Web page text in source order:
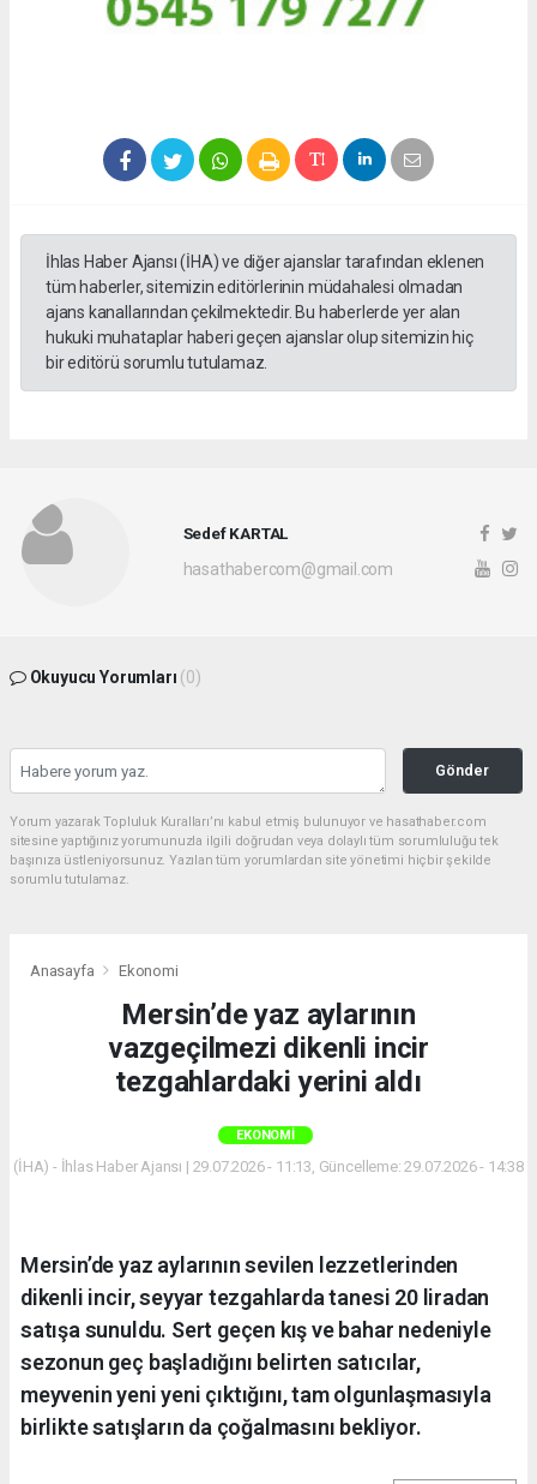
İhlas Haber Ajansı (İHA) ve diğer ajanslar tarafından eklenen
tüm haberler, sitemizin editörlerinin müdahalesi olmadan
ajans kanallarından çekilmektedir. Bu haberlerde yer alan
hukuki muhataplar haberi geçen ajanslar olup sitemizin hiç
bir editörü sorumlu tutulamaz.
Sedef KARTAL
hasathabercom@gmail.com
Okuyucu Yorumları (0)
Gönder
Yorum yazarak Topluluk Kuralları’nı kabul etmiş bulunuyor ve hasathaber.com
sitesine yaptığınız yorumunuzla ilgili doğrudan veya dolaylı tüm sorumluluğu tek
başınıza üstleniyorsunuz. Yazılan tüm yorumlardan site yönetimi hiçbir şekilde
sorumlu tutulamaz.
Anasayfa Ekonomi
Mersin’de yaz aylarının
vazgeçilmezi dikenli incir
tezgahlardaki yerini aldı
EKONOMI
(İHA) - İhlas Haber Ajansı | 29.07.2026 - 11:13, Güncelleme: 29.07.2026 - 14:38
Mersin’de yaz aylarının sevilen lezzetlerinden
dikenli incir, seyyar tezgahlarda tanesi 20 liradan
satışa sunuldu. Sert geçen kış ve bahar nedeniyle
sezonun geç başladığını belirten satıcılar,
meyvenin yeni yeni çıktığını, tam olgunlaşmasıyla
birlikte satışların da çoğalmasını bekliyor.